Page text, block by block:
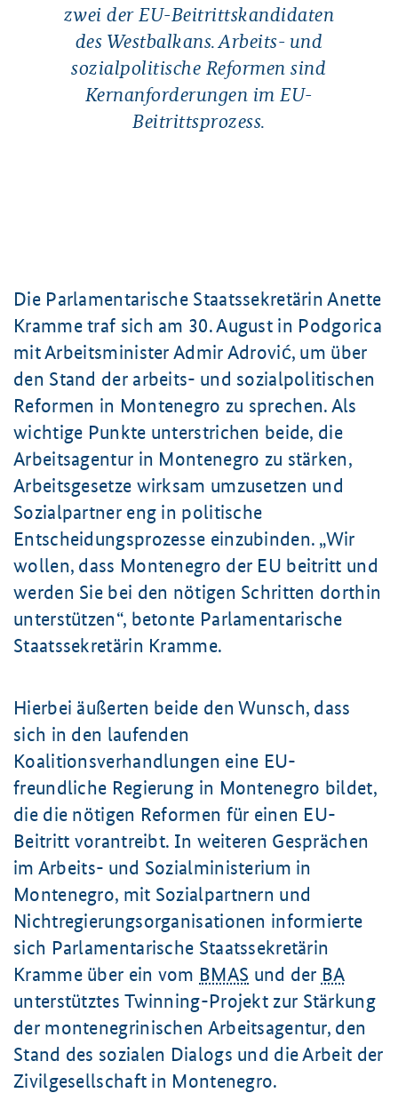
zwei der EU-Beitrittskandidaten
des Westbalkans. Arbeits- und
sozialpolitische Reformen sind
Kernanforderungen im EU-
Beitrittsprozess.
Die Parlamentarische Staatssekretärin Anette
Kramme traf sich am 30. August in Podgorica
mit Arbeitsminister Admir Adrović, um über
den Stand der arbeits- und sozialpolitischen
Reformen in Montenegro zu sprechen. Als
wichtige Punkte unterstrichen beide, die
Arbeitsagentur in Montenegro zu stärken,
Arbeitsgesetze wirksam umzusetzen und
Sozialpartner eng in politische
Entscheidungsprozesse einzubinden. Wir
wollen, dass Montenegro der EU beitritt und
werden Sie bei den nötigen Schritten dorthin
unterstützen , betonte Parlamentarische
Staatssekretärin Kramme.
Hierbei äußerten beide den Wunsch, dass
sich in den laufenden
Koalitionsverhandlungen eine EU-
freundliche Regierung in Montenegro bildet,
die die nötigen Reformen für einen EU-
Beitritt vorantreibt. In weiteren Gesprächen
im Arbeits- und Sozialministerium in
Montenegro, mit Sozialpartnern und
Nichtregierungsorganisationen informierte
sich Parlamentarische Staatssekretärin
Kramme über ein vom BMAS und der BA
unterstütztesTwinning-Projekt zur Stärkung
der montenegrinischen Arbeitsagentur, den
Stand des sozialen Dialogs und die Arbeit der
Zivilgesellschaft in Montenegro.